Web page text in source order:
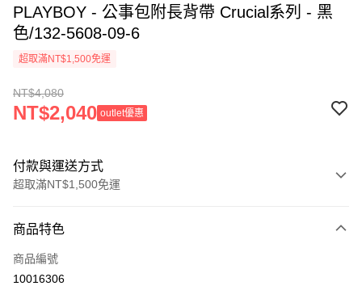
PLAYBOY - 公事包附長背帶 Crucial系列 - 黑
色/132-5608-09-6
超取滿NT$1,500免運
NT$4,080
NT$2,040 outlet優惠
付款與運送方式
超取滿NT$1,500免運
信用卡一次付款
超商取貨付款
商品特色
商品編號
10016306